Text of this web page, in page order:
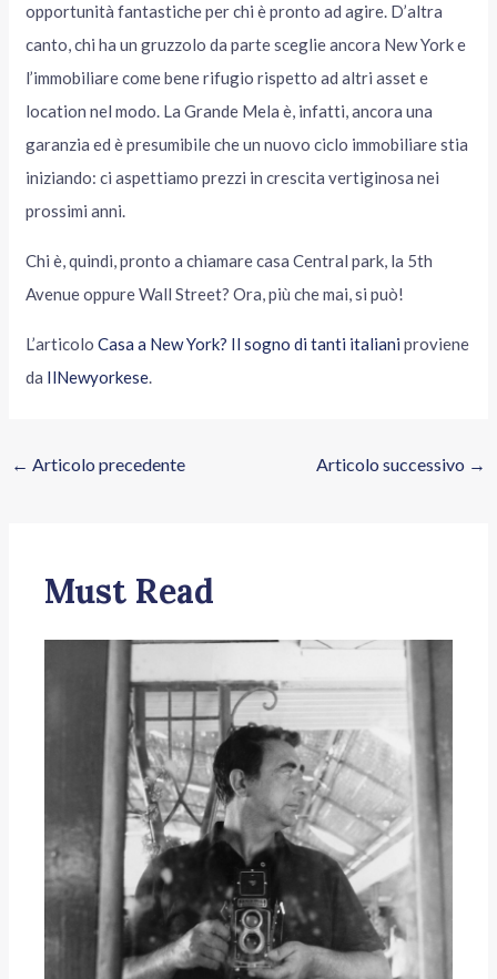
opportunità fantastiche per chi è pronto ad agire. D’altra
canto, chi ha un gruzzolo da parte sceglie ancora New York e
l’immobiliare come bene rifugio rispetto ad altri asset e
location nel modo. La Grande Mela è, infatti, ancora una
garanzia ed è presumibile che un nuovo ciclo immobiliare stia
iniziando: ci aspettiamo prezzi in crescita vertiginosa nei
prossimi anni.
Chi è, quindi, pronto a chiamare casa Central park, la 5th
Avenue oppure Wall Street? Ora, più che mai, si può!
L’articoloCasa a New York? Il sogno di tanti italiani proviene
da IlNewyorkese.
← Articolo precedente Articolo successivo →
Must Read